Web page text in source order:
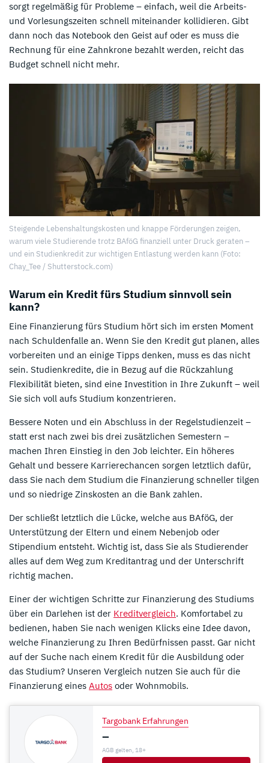
sorgt regelmäßig für Probleme – einfach, weil die Arbeits-
und Vorlesungszeiten schnell miteinander kollidieren. Gibt
dann noch das Notebook den Geist auf oder es muss die
Rechnung für eine Zahnkrone bezahlt werden, reicht das
Budget schnell nicht mehr.
Steigende Lebenshaltungskosten und knappe Förderungen zeigen,
warum viele Studierende trotz BAföG finanziell unter Druck geraten –
und ein Studienkredit zur wichtigen Entlastung werden kann (Foto:
Chay_Tee / Shutterstock.com)
Warum ein Kredit fürs Studium sinnvoll sein
kann?
Eine Finanzierung fürs Studium hört sich im ersten Moment
nach Schuldenfalle an. Wenn Sie den Kredit gut planen, alles
vorbereiten und an einige Tipps denken, muss es das nicht
sein. Studienkredite, die in Bezug auf die Rückzahlung
Flexibilität bieten, sind eine Investition in Ihre Zukunft – weil
Sie sich voll aufs Studium konzentrieren.
Bessere Noten und ein Abschluss in der Regelstudienzeit –
statt erst nach zwei bis drei zusätzlichen Semestern –
machen Ihren Einstieg in den Job leichter. Ein höheres
Gehalt und bessere Karrierechancen sorgen letztlich dafür,
dass Sie nach dem Studium die Finanzierung schneller tilgen
und so niedrige Zinskosten an die Bank zahlen.
Der schließt letztlich die Lücke, welche aus BAföG, der
Unterstützung der Eltern und einem Nebenjob oder
Stipendium entsteht. Wichtig ist, dass Sie als Studierender
alles auf dem Weg zum Kreditantrag und der Unterschrift
richtig machen.
Einer der wichtigen Schritte zur Finanzierung des Studiums
über ein Darlehen ist der Kreditvergleich. Komfortabel zu
bedienen, haben Sie nach wenigen Klicks eine Idee davon,
welche Finanzierung zu Ihren Bedürfnissen passt. Gar nicht
auf der Suche nach einem Kredit für die Ausbildung oder
das Studium? Unseren Vergleich nutzen Sie auch für die
Finanzierung eines Autos oder Wohnmobils.
Targobank Erfahrungen
–
AGB gelten, 18+